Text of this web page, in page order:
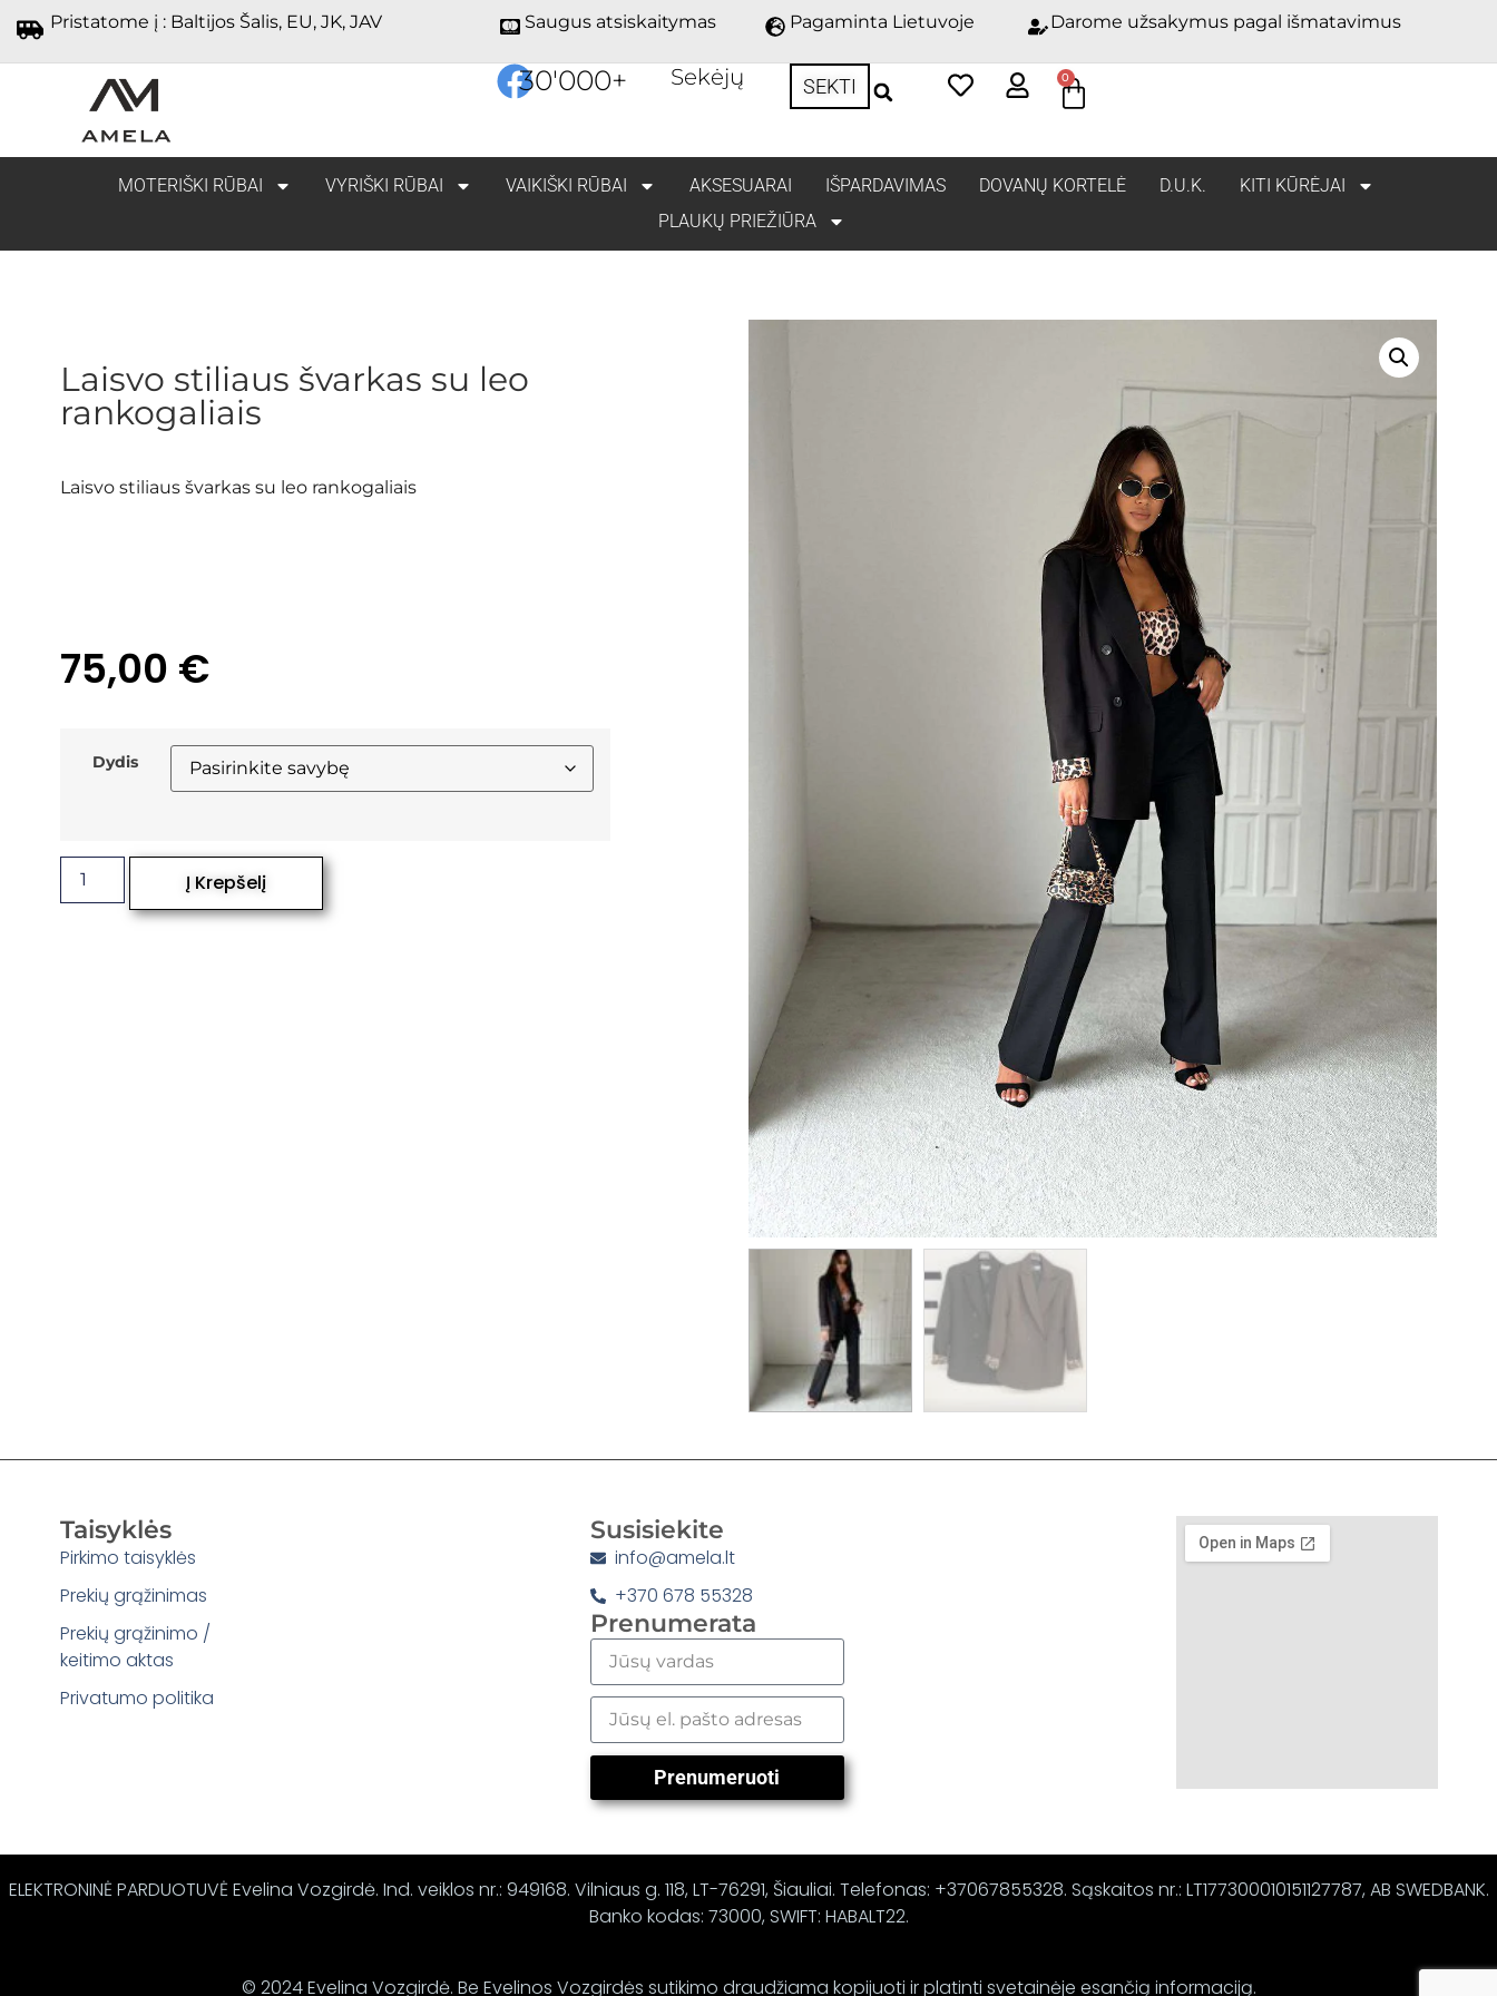
Pristatome į : Baltijos Šalis, EU, JK, JAV Saugus atsiskaitymas Pagaminta Lietuvoje Darome užsakymus pagal išmatavimus
30'000+ Sekėjų SEKTI 0
MOTERIŠKI RŪBAI VYRIŠKI RŪBAI VAIKIŠKI RŪBAI AKSESUARAI IŠPARDAVIMAS DOVANŲ KORTELĖ D.U.K.
KITI KŪRĖJAI
PLAUKŲ PRIEŽIŪRA
Laisvo stiliaus švarkas su leo
rankogaliais
Laisvo stiliaus švarkas su leo rankogaliais
75,00 €
Dydis
Į Krepšelį
Taisyklės
Pirkimo taisyklės
Prekių grąžinimas
Prekių grąžinimo /
keitimo aktas
Privatumo politika
Susisiekite
info@amela.lt
+370 678 55328
Prenumerata
Prenumeruoti
ELEKTRONINĖ PARDUOTUVĖ Evelina Vozgirdė. Ind. veiklos nr.: 949168. Vilniaus g. 118, LT-76291, Šiauliai. Telefonas: +37067855328. Sąskaitos nr.: LT177300010151127787, AB SWEDBANK.
Banko kodas: 73000, SWIFT: HABALT22.
© 2024 Evelina Vozgirdė. Be Evelinos Vozgirdės sutikimo draudžiama kopijuoti ir platinti svetainėje esančią informaciją.